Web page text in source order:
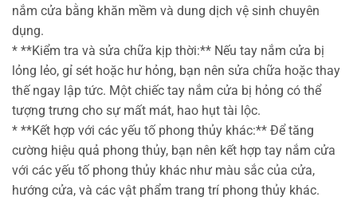
nắm cửa bằng khăn mềm và dung dịch vệ sinh chuyên
dụng.
* **Kiểm tra và sửa chữa kịp thời:** Nếu tay nắm cửa bị
lỏng lẻo, gỉ sét hoặc hư hỏng, bạn nên sửa chữa hoặc thay
thế ngay lập tức. Một chiếc tay nắm cửa bị hỏng có thể
tượng trưng cho sự mất mát, hao hụt tài lộc.
* **Kết hợp với các yếu tố phong thủy khác:** Để tăng
cường hiệu quả phong thủy, bạn nên kết hợp tay nắm cửa
với các yếu tố phong thủy khác như màu sắc của cửa,
hướng cửa, và các vật phẩm trang trí phong thủy khác.